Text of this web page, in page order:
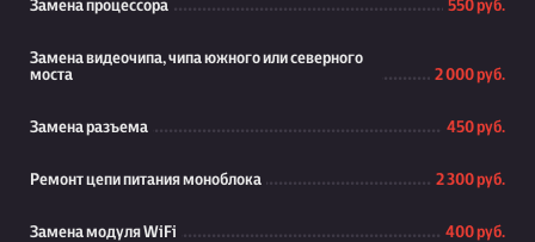
Замена процессора 550 руб.
Замена видеочипа, чипа южного или северного
моста
2 000 руб.
Замена разъема 450 руб.
Ремонт цепи питания моноблока 2 300 руб.
Замена модуля WiFi 400 руб.